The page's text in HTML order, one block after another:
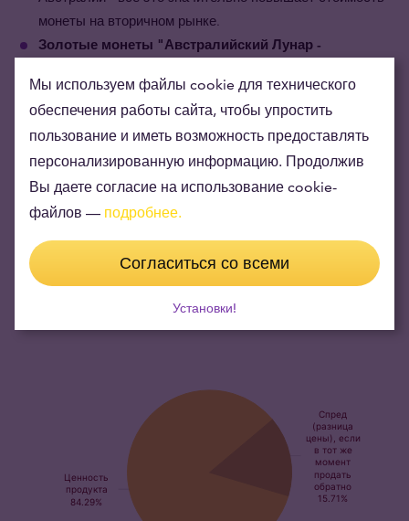
монеты на вторичном рынке.
Золотые монеты "Австралийский Лунар -
частью коллекции "Australian Lunar Series", которая
непрерывно выпускается вот уже 20 лет, изображая на
своих монетах животных знаменитого китайского
лунного календаря, а также портрет самого
могущественного и дольше всех правящего монарха в
20-ом веке - Елизаветы II, золотая монета
узнаваема инвестиционными дилерами и
коллекционерами по всему миру.
Мы используем файлы cookie для технического
обеспечения работы сайта, чтобы упростить
пользование и иметь возможность предоставлять
персонализированную информацию. Продолжив
Вы даете согласие на использование cookie-
файлов — подробнее.
Согласиться со всеми
Установки!